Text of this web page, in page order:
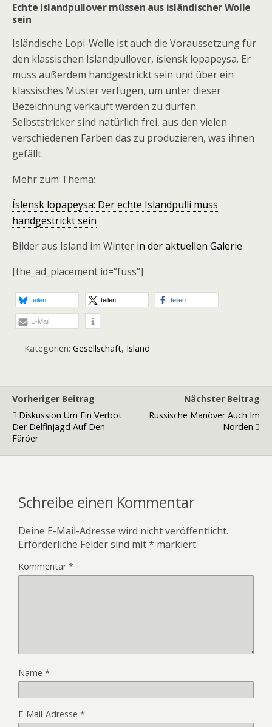
Echte Islandpullover müssen aus isländischer Wolle
sein
Isländische Lopi-Wolle ist auch die Voraussetzung für
den klassischen Islandpullover, íslensk lopapeysa. Er
muss außerdem handgestrickt sein und über ein
klassisches Muster verfügen, um unter dieser
Bezeichnung verkauft werden zu dürfen.
Selbststricker sind natürlich frei, aus den vielen
verschiedenen Farben das zu produzieren, was ihnen
gefällt.
Mehr zum Thema:
Íslensk lopapeysa: Der echte Islandpulli muss
handgestrickt sein
Bilder aus Island im Winter in der aktuellen Galerie
[the_ad_placement id=“fuss“]
teilen teilen teilen
E-Mail
Kategorien: Gesellschaft, Island
Vorheriger Beitrag
Diskussion Um Ein Verbot
Der Delfinjagd Auf Den
Färöer
Nächster Beitrag
Russische Manöver Auch Im
Norden
Schreibe einen Kommentar
Deine E-Mail-Adresse wird nicht veröffentlicht.
Erforderliche Felder sind mit* markiert
Kommentar*
Name *
E-Mail-Adresse *